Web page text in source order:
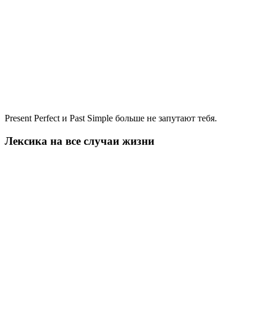
Present Perfect и Past Simple больше не запутают тебя.
Лексика на все случаи жизни